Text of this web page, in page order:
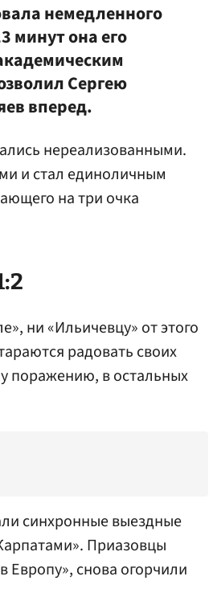
немедленного
минут она его
Сергею
вперед.
нереализованными.
и стал единоличным
на три очка
ни «Ильичевцу» от этого
радовать своих
поражению, в остальных
синхронные выездные
Приазовцы
Европу», снова огорчили